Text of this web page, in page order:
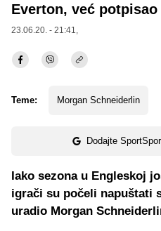
Everton, već
23.06.20. - 21:41,
Teme: Morgan Schneiderlin
Dodajte
Iako sezona u Engleskoj
igrači su počeli napuštati
uradio Morgan